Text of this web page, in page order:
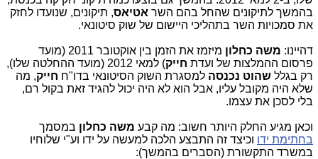
בהמשך לתיקונים שהחל בהם השר אטיאס, תיקונים, שנועדו לחזק
את סמכויות השר בתהליכי היישום של שוק סיטונאי.
דהיינו: משה כחלון
מיזמז את הזמן בין אוקטובר 2011 (מועד
פרסום ההמלצות של ועדת חייק
) למאי 2012 (מועד ההחלטה שלו),
רק בגלל שהוט נכנסה למסגרת השוק הסיטונאי בדו"ח חייק, מה
שלא היה מקובל עליו, אבל הוא לא היה יכול להגיד זאת בקול רם,
בלי לסכן את עצמו.
וכאן מגיע החלק היותר חשוב: מה קבע משה כחלון במסמך
בחתימת ידו וכיצד זה התבצע הלכה למעשה על ידו וע"י שלוחיו
במשרד התקשורת (הסברים בהמשך):